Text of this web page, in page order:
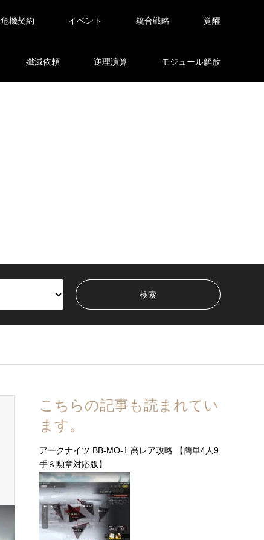
危機契約 イベント 統合戦略 覚醒
殲滅依頼 逆理演算 モジュール解放
こちらの記事も読まれてい
ます。
アークナイツ BB-MO-1 高レア攻略 【簡単4人9
手＆勲章対応版】